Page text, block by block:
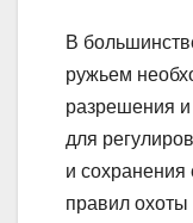
В
ружьем
разрешения
для
и
правил охоты